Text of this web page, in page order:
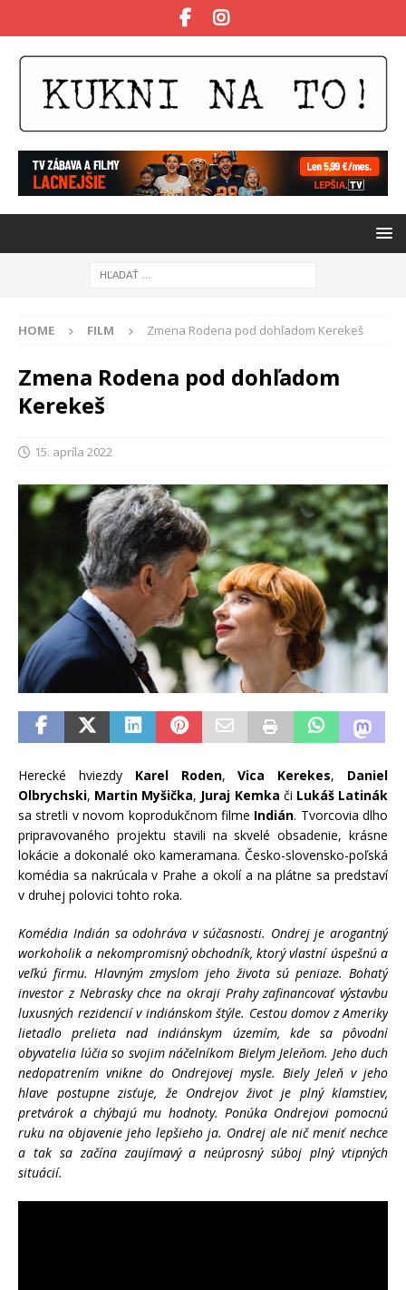
HOME FILM Zmena Rodena pod dohľadom Kerekeš
Zmena Rodena pod dohľadom
Kerekeš
15. apríla 2022
Herecké hviezdy Karel Roden,Vica Kerekes, Daniel
Olbrychski, Martin Myšička, Juraj Kemka či Lukáš Latinák
sa stretli v novom koprodukčnom filme Indián. Tvorcovia dlho
pripravovaného projektu stavili na skvelé obsadenie, krásne
lokácie a dokonalé oko kameramana. Česko-slovensko-poľská
komédia sa nakrúcala v Prahe a okolí a na plátne sa predstaví
v druhej polovici tohto roka.
Komédia Indián sa odohráva v súčasnosti. Ondrej je arogantný
workoholik a nekompromisný obchodník, ktorý vlastní úspešnú a
veľkú firmu. Hlavným zmyslom jeho života sú peniaze. Bohatý
investor z Nebrasky chce na okraji Prahy zafinancovať výstavbu
luxusných rezidencií v indiánskom štýle. Cestou domov z Ameriky
lietadlo prelieta nad indiánskym územím, kde sa pôvodní
obyvatelia lúčia so svojim náčelníkom Bielym Jeleňom. Jeho duch
nedopatrením vnikne do Ondrejovej mysle. Biely Jeleň v jeho
hlave postupne zisťuje, že Ondrejov život je plný klamstiev,
pretvárok a chýbajú mu hodnoty. Ponúka Ondrejovi pomocnú
ruku na objavenie jeho lepšieho ja. Ondrej ale nič meniť nechce
a tak sa začína zaujímavý a neúprosný súboj plný vtipných
situácií.